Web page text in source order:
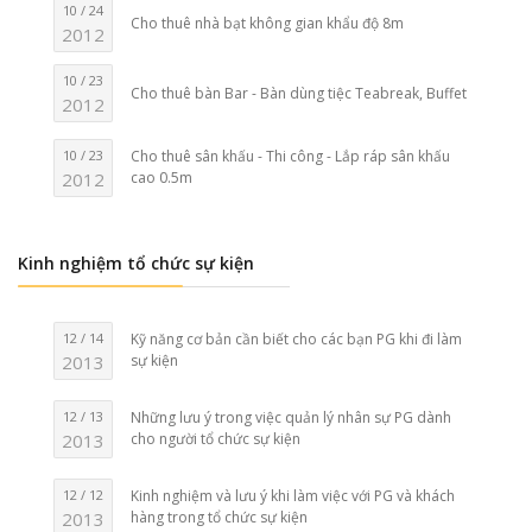
10 / 24
2012 Cho thuê nhà bạt không gian khẩu độ 8m
10 / 23
2012 Cho thuê bàn Bar - Bàn dùng tiệc Teabreak, Buffet
10 / 23
2012
Cho thuê sân khấu - Thi công - Lắp ráp sân khấu
cao 0.5m
Kinh nghiệm tổ chức sự kiện
12 / 14
2013
Kỹ năng cơ bản cần biết cho các bạn PG khi đi làm
sự kiện
12 / 13
2013
Những lưu ý trong việc quản lý nhân sự PG dành
cho người tổ chức sự kiện
12 / 12
2013
Kinh nghiệm và lưu ý khi làm việc với PG và khách
hàng trong tổ chức sự kiện